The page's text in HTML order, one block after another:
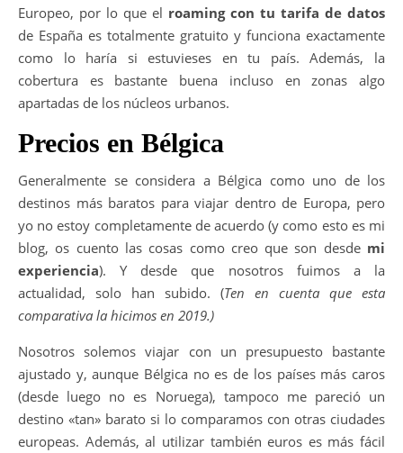
Europeo, por lo que el roaming con tu tarifa de datos
de España es totalmente gratuito y funciona exactamente
como lo haría si estuvieses en tu país. Además, la
cobertura es bastante buena incluso en zonas algo
apartadas de los núcleos urbanos.
Precios en Bélgica
Generalmente se considera a Bélgica como uno de los
destinos más baratos para viajar dentro de Europa, pero
yo no estoy completamente de acuerdo (y como esto es mi
blog, os cuento las cosas como creo que son desde mi
experiencia). Y desde que nosotros fuimos a la
actualidad, solo han subido. (Ten en cuenta que esta
comparativa la hicimos en 2019.)
Nosotros solemos viajar con un presupuesto bastante
ajustado y, aunque Bélgica no es de los países más caros
(desde luego no es Noruega), tampoco me pareció un
destino «tan» barato si lo comparamos con otras ciudades
europeas. Además, al utilizar también euros es más fácil